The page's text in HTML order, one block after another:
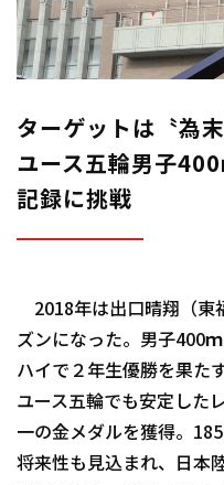
ターゲットは〝為末
ユース五輪男子
記録に挑戦
2018年は出口晴翔（東
ズンになった。男子400
ハイで２年生優勝を果た
ユース五輪でも安定した
一の金メダルを獲得。
将来性も見込まれ、日本